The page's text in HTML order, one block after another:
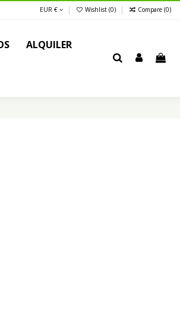
EUR € Wishlist (0) Compare (0)
ALQUILER